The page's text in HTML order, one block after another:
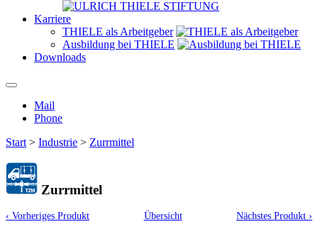
Karriere
THIELE als Arbeitgeber
Ausbildung bei THIELE
Downloads
Mail
Phone
Start > Industrie > Zurrmittel
Zurrmittel
‹ Vorheriges Produkt Übersicht Nächstes Produkt ›